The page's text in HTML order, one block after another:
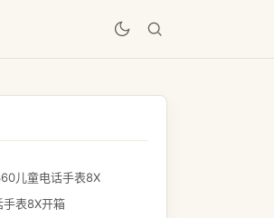
儿童电话手表8X
表8X开箱